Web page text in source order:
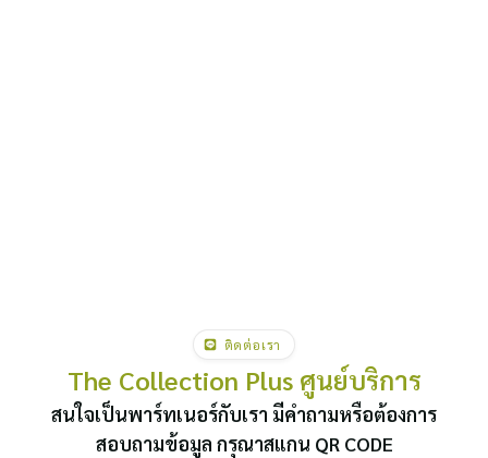
ติดต่อเรา
The Collection Plus ศูนย์บริการ
สนใจเป็นพาร์ทเนอร์กับเรา มีคำถามหรือต้องการ
สอบถามข้อมูล กรุณาสแกน QR CODE